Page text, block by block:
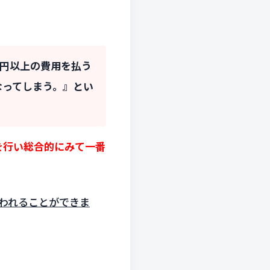
以上の費用を払う
てしまう。 』 とい
い総合的にみて一番
れることができま